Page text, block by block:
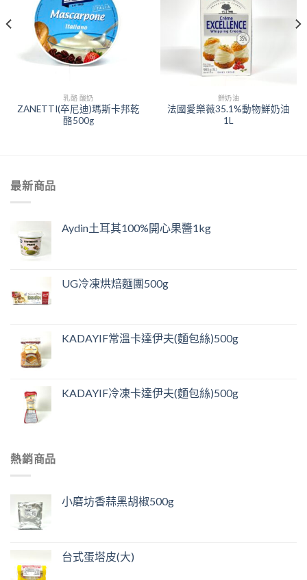
乳酪 酸奶
ZANETTI(卒尼迪)瑪斯卡邦乾
酪500g
鮮奶油
法國愛樂薇35.1%動物鮮奶油
1L
最新商品
Aydin土耳其100%開心果醬1kg
UG冷凍烘焙麵團500g
KADAYIF常溫卡達伊夫(麵包絲)500g
KADAYIF冷凍卡達伊夫(麵包絲)500g
熱銷商品
小磨坊香蒜黑胡椒500g
台式蛋塔皮(大)